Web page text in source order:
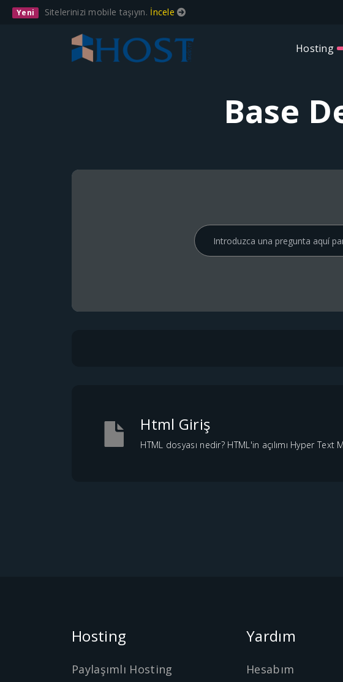
Yeni Sitelerinizi mobile taşıyın. İncele
Hosting
Base
Html Giriş
HTML dosyası nedir? HTML'in açılımı Hyper
Hosting
Paylaşımlı Hosting
Yardım
Hesabım